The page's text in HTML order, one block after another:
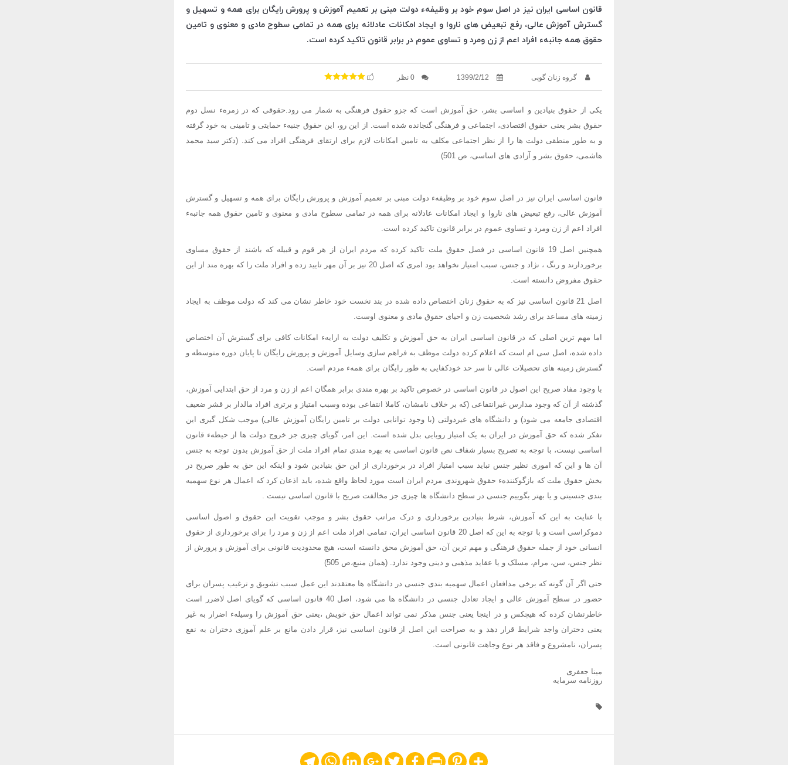
قانون اساسی ایران نیز در اصل سوم خود بر وظیفهء دولت مبنی بر تعمیم آموزش و پرورش رایگان برای همه و تسهیل و
گسترش آموزش عالی، رفع تبعیض های ناروا و ایجاد امکانات عادلانه برای همه در تمامی سطوح مادی و معنوی و تامین
حقوق همه جانبهء افراد اعم از زن ومرد و تساوی عموم در برابر قانون تاکید کرده است.
گروه زنان گوپی 1399/2/12 0 نظر
یکی از حقوق بنیادین و اساسی بشر، حق آموزش است که جزو حقوق فرهنگی به شمار می رود.حقوقی که در زمرهء نسل دوم
حقوق بشر یعنی حقوق اقتصادی، اجتماعی و فرهنگی گنجانده شده است. از این رو، این حقوق جنبهء حمایتی و تامینی به خود گرفته
و به طور منطقی دولت ها را از نظر اجتماعی مکلف به تامین امکانات لازم برای ارتقای فرهنگی افراد می کند. (دکتر سید محمد
هاشمی، حقوق بشر و آزادی های اساسی، ص 501)
قانون اساسی ایران نیز در اصل سوم خود بر وظیفهء دولت مبنی بر تعمیم آموزش و پرورش رایگان برای همه و تسهیل و گسترش
آموزش عالی، رفع تبعیض های ناروا و ایجاد امکانات عادلانه برای همه در تمامی سطوح مادی و معنوی و تامین حقوق همه جانبهء
افراد اعم از زن ومرد و تساوی عموم در برابر قانون تاکید کرده است.
همچنین اصل 19 قانون اساسی در فصل حقوق ملت تاکید کرده که مردم ایران از هر قوم و قبیله که باشند از حقوق مساوی
برخوردارند و رنگ ، نژاد و جنس، سبب امتیاز نخواهد بود امری که اصل 20 نیز بر آن مهر تایید زده و افراد ملت را که بهره مند از این
حقوق مفروض دانسته است.
اصل 21 قانون اساسی نیز که به حقوق زنان اختصاص داده شده در بند نخست خود خاطر نشان می کند که دولت موظف به ایجاد
زمینه های مساعد برای رشد شخصیت زن و احیای حقوق مادی و معنوی اوست.
اما مهم ترین اصلی که در قانون اساسی ایران به حق آموزش و تکلیف دولت به ارایهء امکانات کافی برای گسترش آن اختصاص
داده شده، اصل سی ام است که اعلام کرده دولت موظف به فراهم سازی وسایل آموزش و پرورش رایگان تا پایان دوره متوسطه و
گسترش زمینه های تحصیلات عالی تا سر حد خودکفایی به طور رایگان برای همهء مردم است.
با وجود مفاد صریح این اصول در قانون اساسی در خصوص تاکید بر بهره مندی برابر همگان اعم از زن و مرد از حق ابتدایی آموزش،
گذشته از آن که وجود مدارس غیرانتفاعی (که بر خلاف نامشان، کاملا انتفاعی بوده وسبب امتیاز و برتری افراد مالدار بر قشر ضعیف
اقتصادی جامعه می شود) و دانشگاه های غیردولتی (با وجود توانایی دولت بر تامین رایگان آموزش عالی) موجب شکل گیری این
تفکر شده که حق آموزش در ایران به یک امتیاز رویایی بدل شده است. این امر، گویای چیزی جز خروج دولت ها از حیطهء قانون
اساسی نیست، با توجه به تصریح بسیار شفاف نص قانون اساسی به بهره مندی تمام افراد ملت از حق آموزش بدون توجه به جنس
آن ها و این که اموری نظیر جنس نباید سبب امتیاز افراد در برخورداری از این حق بنیادین شود و اینکه این حق به طور صریح در
بخش حقوق ملت که بازگوکنندهء حقوق شهروندی مردم ایران است مورد لحاظ واقع شده، باید اذعان کرد که اعمال هر نوع سهمیه
بندی جنسیتی و یا بهتر بگوییم جنسی در سطح دانشگاه ها چیزی جز مخالفت صریح با قانون اساسی نیست .
با عنایت به این که آموزش، شرط بنیادین برخورداری و درک مراتب حقوق بشر و موجب تقویت این حقوق و اصول اساسی
دموکراسی است و با توجه به این که اصل 20 قانون اساسی ایران، تمامی افراد ملت اعم از زن و مرد را برای برخورداری از حقوق
انسانی خود از جمله حقوق فرهنگی و مهم ترین آن، حق آموزش محق دانسته است، هیچ محدودیت قانونی برای آموزش و پرورش از
نظر جنس، سن، مرام، مسلک و یا عقاید مذهبی و دینی وجود ندارد. (همان منبع،ص 505)
حتی اگر آن گونه که برخی مدافعان اعمال سهمیه بندی جنسی در دانشگاه ها معتقدند این عمل سبب تشویق و ترغیب پسران برای
حضور در سطح آموزش عالی و ایجاد تعادل جنسی در دانشگاه ها می شود، اصل 40 قانون اساسی که گویای اصل لاضرر است
خاطرنشان کرده که هیچکس و در اینجا یعنی جنس مذکر نمی تواند اعمال حق خویش ،یعنی حق آموزش را وسیلهء اضرار به غیر
یعنی دختران واجد شرایط قرار دهد و به صراحت این اصل از قانون اساسی نیز، قرار دادن مانع بر علم آموزی دختران به نفع
پسران، نامشروع و فاقد هر نوع وجاهت قانونی است.
مینا جعفری
روزنامه سرمایه
Share
Pinterest
Print
Facebook
Twitter
Google+
LinkedIn
WhatsApp
Telegram